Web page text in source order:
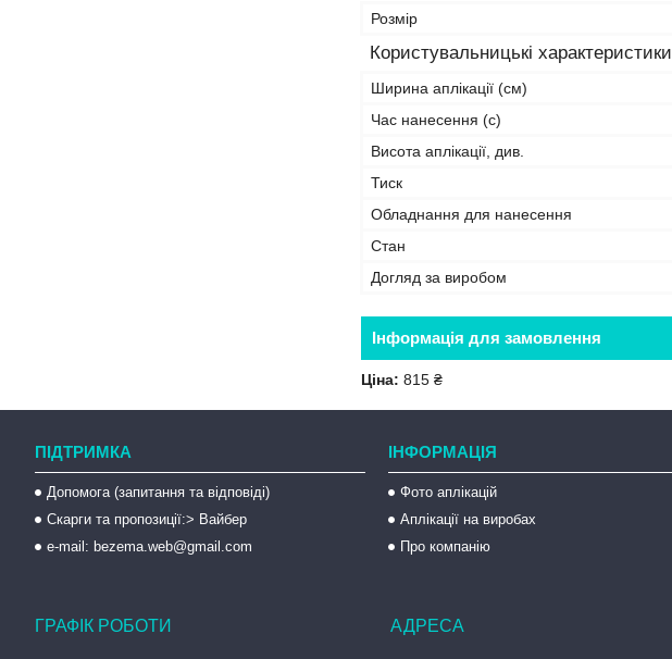
Розмір
Користувальницькі характеристики
Ширина аплікації (см)
Час нанесення (с)
Висота аплікації, див.
Тиск
Обладнання для нанесення
Стан
Догляд за виробом
Інформація для замовлення
Ціна: 815 ₴
ПІДТРИМКА
Допомога (запитання та відповіді)
Скарги та пропозиції:> Вайбер
e-mail: bezema.web@gmail.com
ІНФОРМАЦІЯ
Фото аплікацій
Аплікації на виробах
Про компанію
ГРАФІК РОБОТИ